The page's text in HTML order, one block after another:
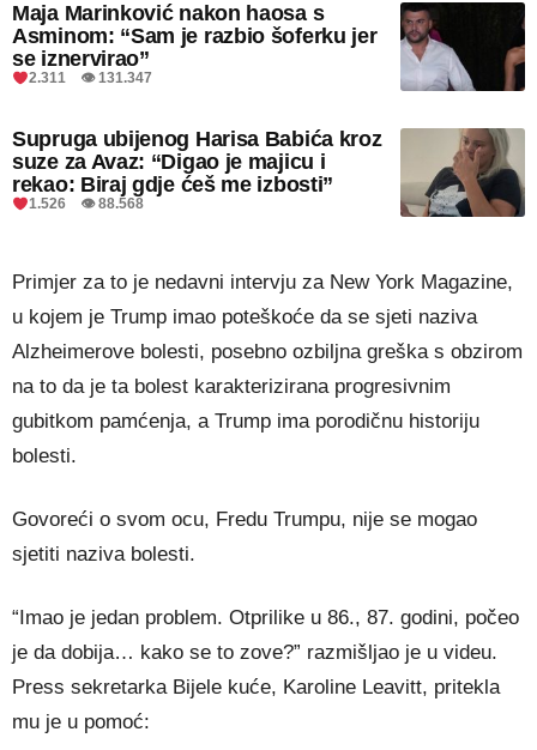
Maja Marinković nakon haosa s
Asminom: “Sam je razbio šoferku jer
se iznervirao”
2.311 👁 131.347
Supruga ubijenog Harisa Babića kroz
suze za Avaz: “Digao je majicu i
rekao: Biraj gdje ćeš me izbosti”
1.526 👁 88.568
Primjer za to je nedavni intervju za New York Magazine,
u kojem je Trump imao poteškoće da se sjeti naziva
Alzheimerove bolesti, posebno ozbiljna greška s obzirom
na to da je ta bolest karakterizirana progresivnim
gubitkom pamćenja, a Trump ima porodičnu historiju
bolesti.
Govoreći o svom ocu, Fredu Trumpu, nije se mogao
sjetiti naziva bolesti.
“Imao je jedan problem. Otprilike u 86., 87. godini, počeo
je da dobija… kako se to zove?” razmišljao je u videu.
Press sekretarka Bijele kuće, Karoline Leavitt, pritekla
mu je u pomoć: